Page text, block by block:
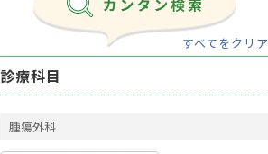
すべてをクリア
診療科目
腫瘍外科